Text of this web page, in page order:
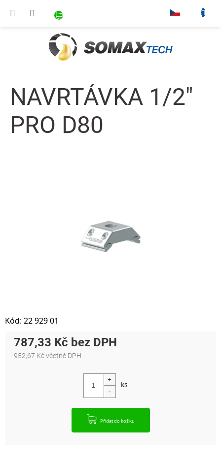
NÁKUPNÍ KOŠÍK
NAVRTÁVKA 1/2"
PRO D80
787,33 Kč
952,67 Kč včetně DPH
Přidat do košíku
Kód: 22 929 01